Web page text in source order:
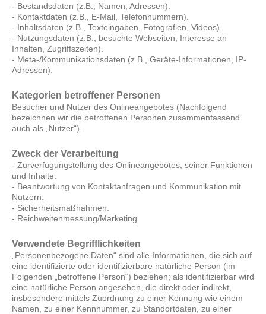
- Bestandsdaten (z.B., Namen, Adressen).
- Kontaktdaten (z.B., E-Mail, Telefonnummern).
- Inhaltsdaten (z.B., Texteingaben, Fotografien, Videos).
- Nutzungsdaten (z.B., besuchte Webseiten, Interesse an
Inhalten, Zugriffszeiten).
- Meta-/Kommunikationsdaten (z.B., Geräte-Informationen, IP-
Adressen).
Kategorien betroffener Personen
Besucher und Nutzer des Onlineangebotes (Nachfolgend
bezeichnen wir die betroffenen Personen zusammenfassend
auch als „Nutzer“).
Zweck der Verarbeitung
- Zurverfügungstellung des Onlineangebotes, seiner Funktionen
und Inhalte.
- Beantwortung von Kontaktanfragen und Kommunikation mit
Nutzern.
- Sicherheitsmaßnahmen.
- Reichweitenmessung/Marketing
Verwendete Begrifflichkeiten
„Personenbezogene Daten“ sind alle Informationen, die sich auf
eine identifizierte oder identifizierbare natürliche Person (im
Folgenden „betroffene Person“) beziehen; als identifizierbar wird
eine natürliche Person angesehen, die direkt oder indirekt,
insbesondere mittels Zuordnung zu einer Kennung wie einem
Namen, zu einer Kennnummer, zu Standortdaten, zu einer